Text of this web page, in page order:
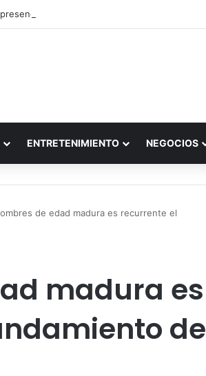
vs. por internet
ENTRETENIMIENTO NEGOCIOS
de edad madura es recurrente el
madura es
de